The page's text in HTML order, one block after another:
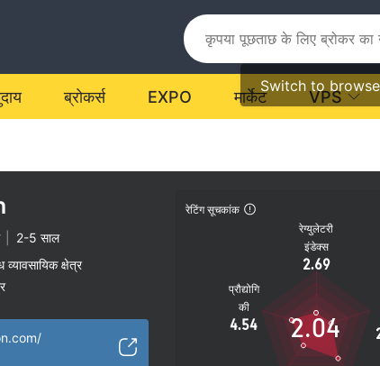
Switch to
ब्रोकर्स EXPO मार्केट VPS
2-5 साल
व्यावसायिक क्षेत्र
रेटिंग सूचकांक
रेग्युलेटरी
इंडेक्स
2.69
प्रौद्योगि
की
4.54 2.04